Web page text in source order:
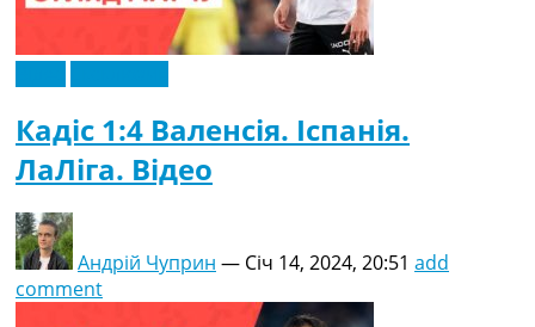
Кадіс 1:4 Валенсія. Іспанія.
ЛаЛіга. Відео
Андрій Чуприн — Січ 14, 2024, 20:51 add
comment